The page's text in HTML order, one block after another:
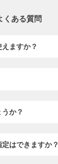
くある質問
ますか？
か？
はできますか？